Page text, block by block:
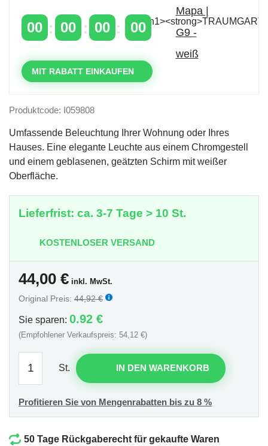
00 00 00 00
MIT RABATT EINKAUFEN
Produktcode: I059808
Umfassende Beleuchtung Ihrer Wohnung oder Ihres
Hauses. Eine elegante Leuchte aus einem Chromgestell
und einem geblasenen, geätzten Schirm mit weißer
Oberfläche.
Lieferfrist: ca. 3-7 Tage > 10 St.
KOSTENLOSER VERSAND
44,00 € inkl. MwSt.
Original Preis: 44,92 €
Sie sparen: 0.92 €
(Empfohlener Verkaufspreis: 54,12 €)
St. IN DEN WARENKORB
Profitieren Sie von Mengenrabatten bis zu 8 %
50 Tage Rückgaberecht für gekaufte Waren